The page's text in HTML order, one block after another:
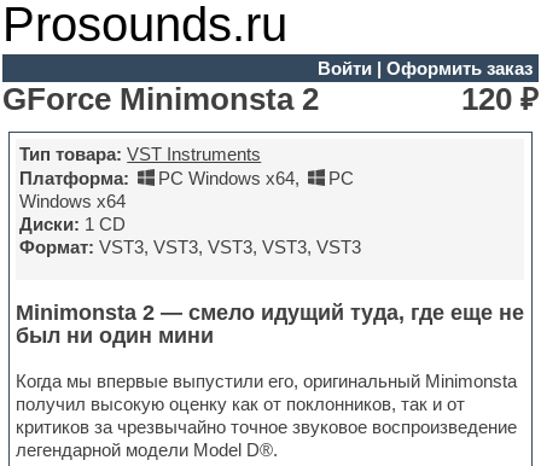
Prosounds.ru
Войти| Оформить заказ
GForce Minimonsta 2 120 ₽
Тип товара: VST Instruments
Платформа:
PC Windows x64,
PC
Windows x64
Диски: 1 CD
Формат: VST3, VST3, VST3, VST3, VST3
Minimonsta 2 — смело идущий туда, где еще не
был ни один мини
Когда мы впервые выпустили его, оригинальный Minimonsta
получил высокую оценку как от поклонников, так и от
критиков за чрезвычайно точное звуковое воспроизведение
легендарной модели Model D®.